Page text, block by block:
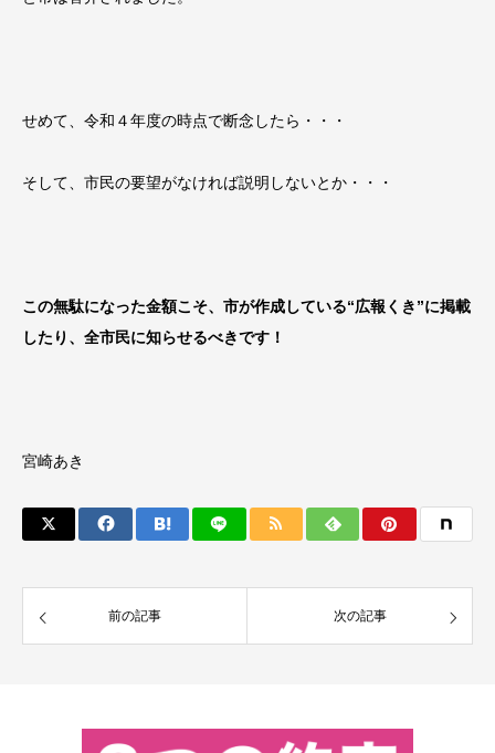
せめて、令和４年度の時点で断念したら・・・
そして、市民の要望がなければ説明しないとか・・・
この無駄になった金額こそ、市が作成している“広報くき”に掲載
したり、全市民に知らせるべきです！
宮崎あき
前の記事 次の記事